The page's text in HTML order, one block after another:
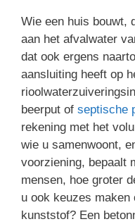
Wie een huis bouwt,
aan het afvalwater
dat ook ergens
aansluiting heeft op
beerput of septische
rekening met het
wie u samenwoont,
voorziening, bepaalt
mensen, hoe groter
u ook keuzes
kunststof? Een